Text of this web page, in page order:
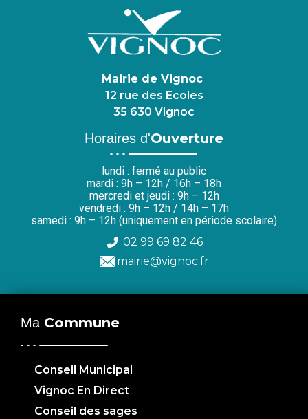
Mairie de Vignoc
12 rue des Ecoles
35 630 Vignoc
Horaires d'Ouverture
lundi : fermé au public
mardi : 9h – 12h / 16h – 18h
mercredi et jeudi : 9h – 12h
vendredi : 9h – 12h / 14h – 17h
samedi : 9h – 12h (uniquement en période scolaire)
02 99 69 82 46
mairie@vignoc.fr
Ma Commune
Conseil Municipal
Vignoc En Direct
Conseil des sages